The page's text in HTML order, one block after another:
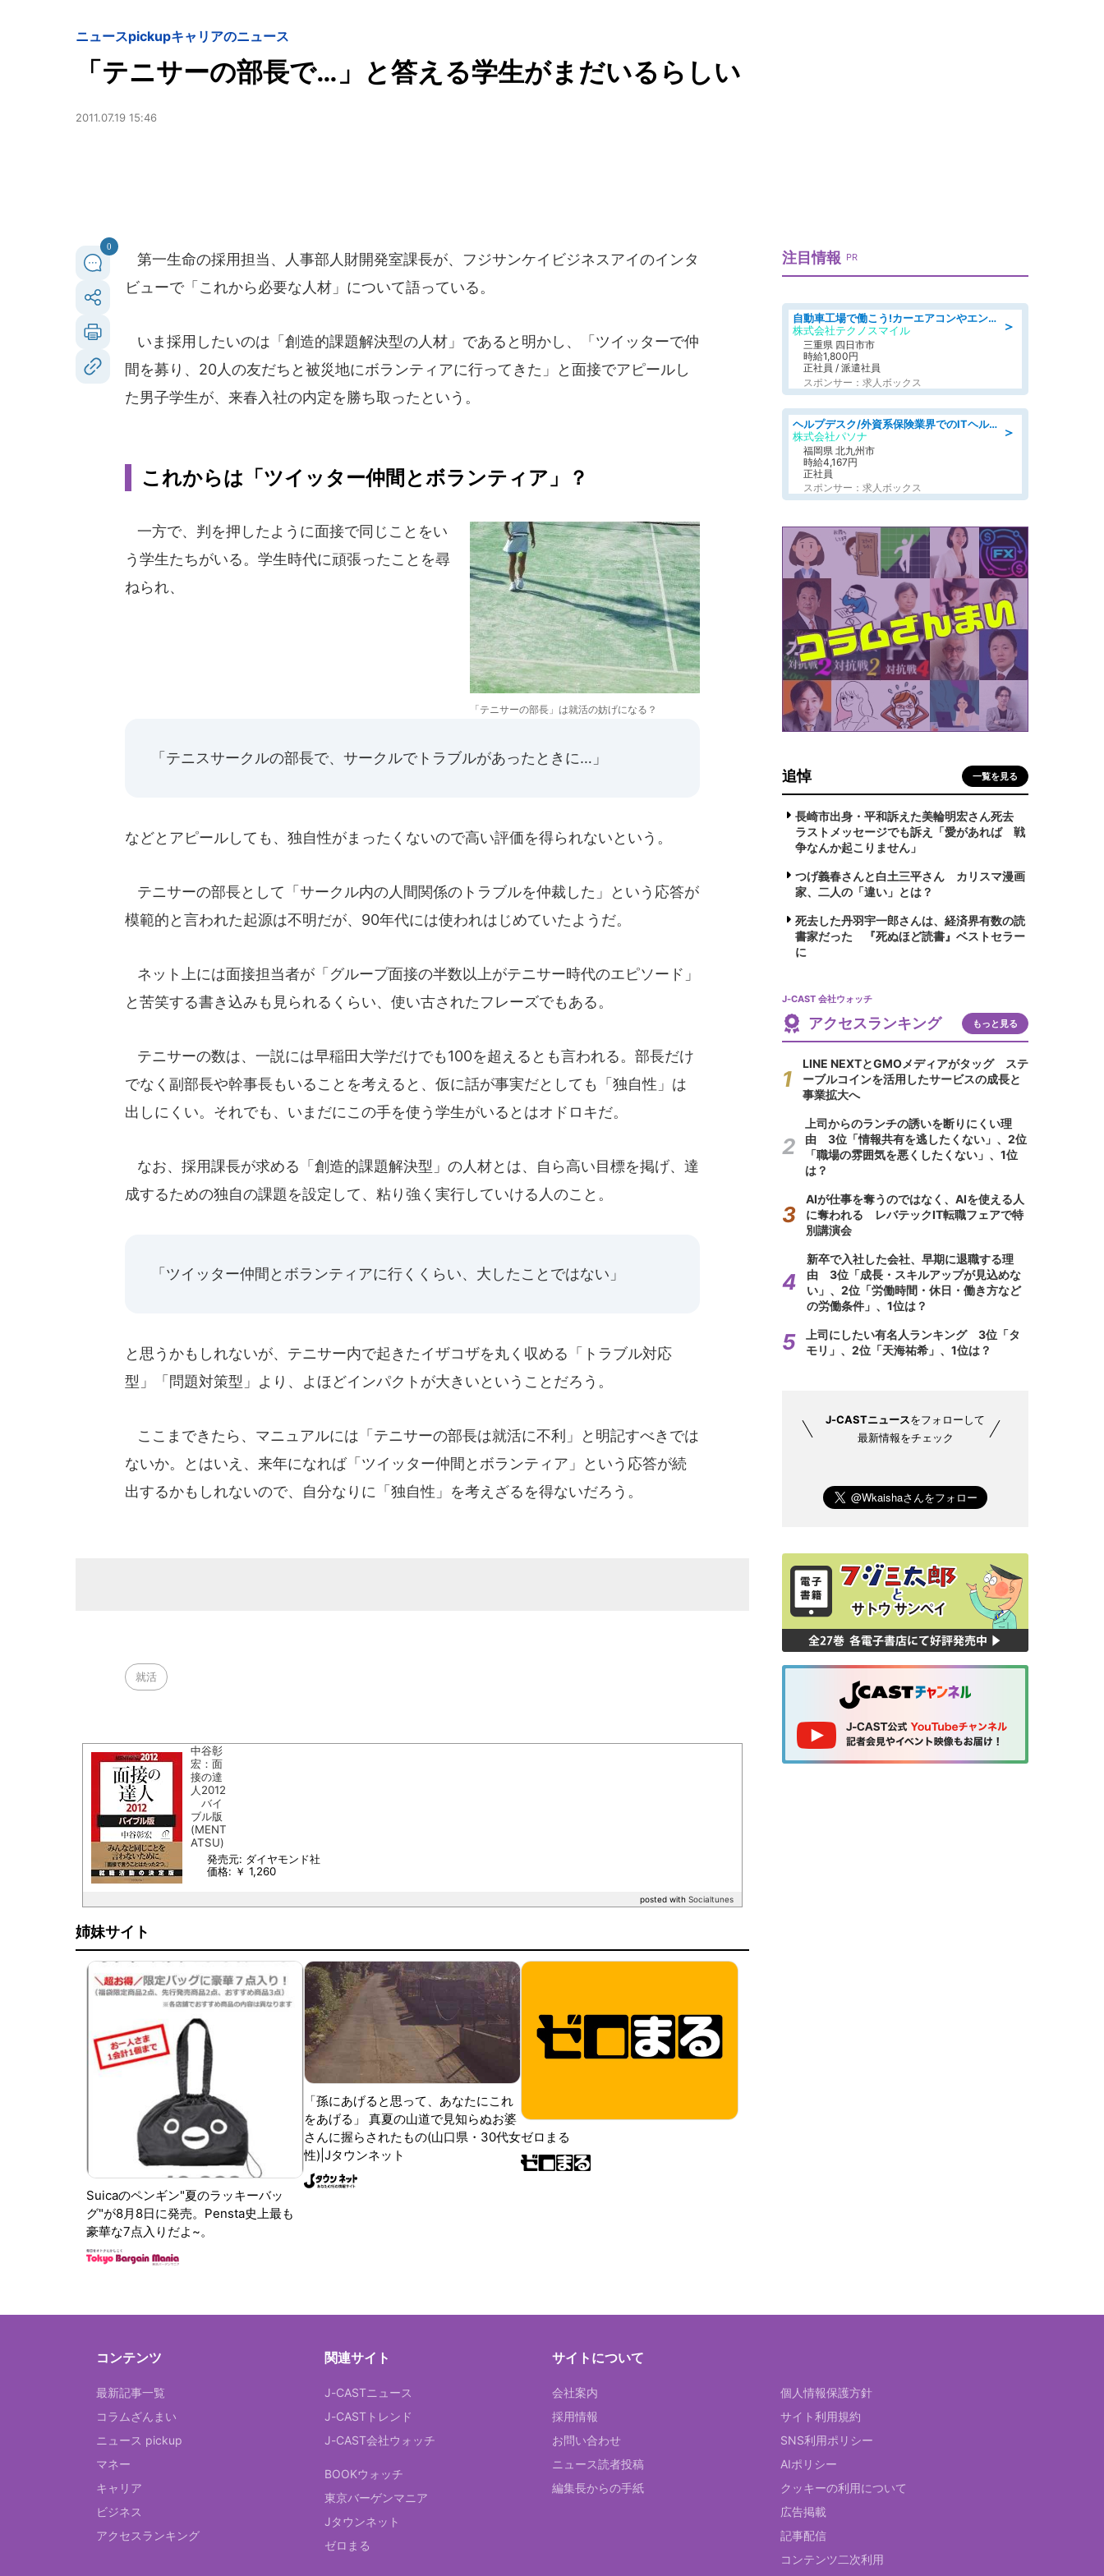
ニュースpickupキャリアのニュース
「テニサーの部長で…」と答える学生がまだいるらしい
2011.07.19 15:46
0
第一生命の採用担当、人事部人財開発室課長が、フジサンケイビジネスアイのインタ
ビューで「これから必要な人材」について語っている。
いま採用したいのは「創造的課題解決型の人材」であると明かし、「ツイッターで仲
間を募り、20人の友だちと被災地にボランティアに行ってきた」と面接でアピールし
た男子学生が、来春入社の内定を勝ち取ったという。
これからは「ツイッター仲間とボランティア」？
「テニサーの部長」は就活の妨げになる？
一方で、判を押したように面接で同じことをい
う学生たちがいる。学生時代に頑張ったことを尋
ねられ、
「テニスサークルの部長で、サークルでトラブルがあったときに…」
などとアピールしても、独自性がまったくないので高い評価を得られないという。
テニサーの部長として「サークル内の人間関係のトラブルを仲裁した」という応答が
模範的と言われた起源は不明だが、90年代には使われはじめていたようだ。
ネット上には面接担当者が「グループ面接の半数以上がテニサー時代のエピソード」
と苦笑する書き込みも見られるくらい、使い古されたフレーズでもある。
テニサーの数は、一説には早稲田大学だけでも100を超えるとも言われる。部長だけ
でなく副部長や幹事長もいることを考えると、仮に話が事実だとしても「独自性」は
出しにくい。それでも、いまだにこの手を使う学生がいるとはオドロキだ。
なお、採用課長が求める「創造的課題解決型」の人材とは、自ら高い目標を掲げ、達
成するための独自の課題を設定して、粘り強く実行していける人のこと。
「ツイッター仲間とボランティアに行くくらい、大したことではない」
と思うかもしれないが、テニサー内で起きたイザコザを丸く収める「トラブル対応
型」「問題対策型」より、よほどインパクトが大きいということだろう。
ここまできたら、マニュアルには「テニサーの部長は就活に不利」と明記すべきでは
ないか。とはいえ、来年になれば「ツイッター仲間とボランティア」という応答が続
出するかもしれないので、自分なりに「独自性」を考えざるを得ないだろう。
就活
中谷彰
宏：面
接の達
人2012
バイ
ブル版
(MENT
ATSU)
発売元: ダイヤモンド社
価格: ￥ 1,260
posted with Socialtunes
姉妹サイト
Suicaのペンギン"夏のラッキーバッ
グ"が8月8日に発売。Pensta史上最も
豪華な7点入りだよ~。
「孫にあげると思って、あなたにこれ
をあげる」 真夏の山道で見知らぬお婆
さんに握らされたもの(山口県・30代女
性)|Jタウンネット
ゼロまる
注目情報 PR
＞
自動車工場で働こう!カーエアコンやエンジンの製造・加工業務/寮完備 denso aichi
株式会社テクノスマイル
三重県 四日市市
時給1,800円
正社員 / 派遣社員
スポンサー：求人ボックス
＞
ヘルプデスク/外資系保険業界でのITヘルプデスク業務/駅近/即日勤務可/ヘルプデスク
株式会社パソナ
福岡県 北九州市
時給4,167円
正社員
スポンサー：求人ボックス
追悼 一覧を見る
長崎市出身・平和訴えた美輪明宏さん死去
ラストメッセージでも訴え「愛があれば 戦
争なんか起こりません」
つげ義春さんと白土三平さん カリスマ漫画
家、二人の「違い」とは？
死去した丹羽宇一郎さんは、経済界有数の読
書家だった 『死ぬほど読書』ベストセラー
に
J-CAST 会社ウォッチ
アクセスランキング もっと見る
LINE NEXTとGMOメディアがタッグ ステ
ーブルコインを活用したサービスの成長と
事業拡大へ
上司からのランチの誘いを断りにくい理
由 3位「情報共有を逃したくない」、2位
「職場の雰囲気を悪くしたくない」、1位
は？
AIが仕事を奪うのではなく、AIを使える人
に奪われる レバテックIT転職フェアで特
別講演会
新卒で入社した会社、早期に退職する理
由 3位「成長・スキルアップが見込めな
い」、2位「労働時間・休日・働き方など
の労働条件」、1位は？
上司にしたい有名人ランキング 3位「タ
モリ」、2位「天海祐希」、1位は？
J-CASTニュースをフォローして
最新情報をチェック
コンテンツ
最新記事一覧
コラムざんまい
ニュース pickup
マネー
キャリア
ビジネス
アクセスランキング
関連サイト
J-CASTニュース
J-CASTトレンド
J-CAST会社ウォッチ
BOOKウォッチ
東京バーゲンマニア
Jタウンネット
ゼロまる
サイトについて
会社案内
採用情報
お問い合わせ
ニュース読者投稿
編集長からの手紙
個人情報保護方針
サイト利用規約
SNS利用ポリシー
AIポリシー
クッキーの利用について
広告掲載
記事配信
コンテンツ二次利用